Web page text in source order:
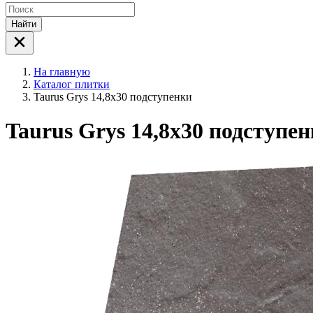
Найти
На главную
Каталог плитки
Taurus Grys 14,8x30 подступенки
Taurus Grys 14,8x30